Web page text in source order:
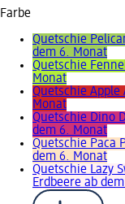
Farbe
Quetschie
dem 6. Monat
Quetschie
Monat
Quetschie Apple
Monat
Quetschie Dino
dem 6. Monat
Quetschie Paca
dem 6. Monat
Quetschie Lazy
Erdbeere ab